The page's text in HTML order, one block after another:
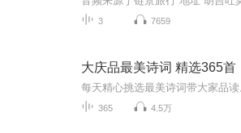
3 7659
大庆品最美诗词 精选365首
365 4.5万